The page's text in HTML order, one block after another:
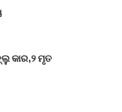
କାର,୨ ମୃତ